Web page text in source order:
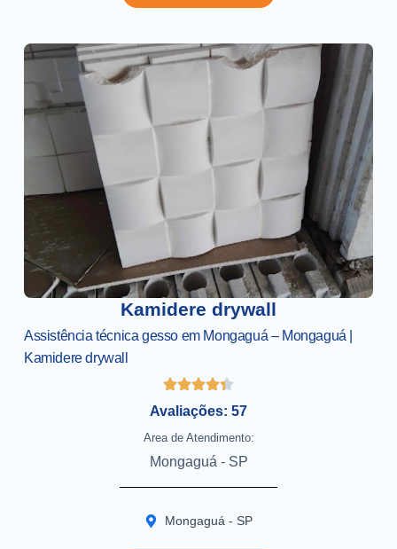
Kamidere drywall
Assistência técnica gesso em Mongaguá – Mongaguá |
Kamidere drywall
Avaliações: 57
Area de Atendimento:
Mongaguá - SP
Mongaguá - SP